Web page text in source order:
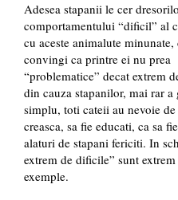
Adesea stapanii le cer
comportamentului “dificil” al
cu aceste animalute
convingi ca printre ei nu prea
“problematice” decat extrem
din cauza stapanilor, mai rar
simplu, toti cateii au nevoie
creasca, sa fie educati, ca sa
alaturi de stapani fericiti. In
extrem de dificile” sunt
exemple.